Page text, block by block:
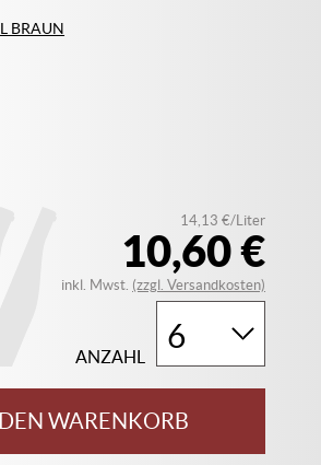
BRAUN
10,60 €
14,13 €/Liter
inkl. Mwst. (zzgl. Versandkosten)
ANZAHL
DEN WARENKORB